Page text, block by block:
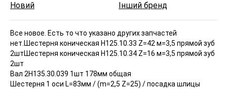
Новий Інший бренд
Все новое. Есть то что указано других запчастей
нет.Шестерня коническая Н125.10.33 Z=42 м=3,5 прямой зуб
2штШестерня коническая Н125.10.34 Z=16 м=3,5 прямой зуб
2шт
Вал 2Н135.30.039 1шт 178мм общая
Шестерня 1 оси L=83мм / (m=2,5 Z=25) / посадка шлицы